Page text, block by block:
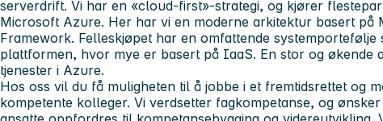
serverdrift. Vi har en «cloud-first»-strategi, og kjører
Microsoft Azure. Her har vi en moderne arkitektur basert på
Framework. Felleskjøpet har en omfattende systemportefølje
plattformen, hvor mye er basert på IaaS. En stor og økende
tjenester i Azure.
Hos oss vil du få muligheten til å jobbe i et fremtidsrettet og
kompetente kolleger. Vi verdsetter fagkompetanse, og